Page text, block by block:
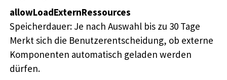
allowLoadExternRessources
Speicherdauer Je nach Auswahl bis zu 30 Tage
Merkt sich die Benutzerentscheidung, ob externe
Komponenten automatisch geladen werden
dürfen.